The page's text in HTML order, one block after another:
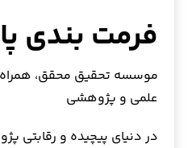
فرمت بندی
موسسه تحقیق محقق،
علمی و پژوهشی
در دنیای پیچیده و رقابتی